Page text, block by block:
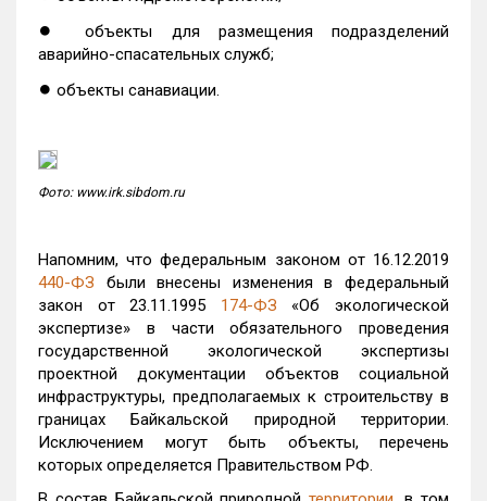
●объекты для размещения подразделений
аварийно-спасательных служб;
● объекты санавиации.
Фото: www.irk.sibdom.ru
Напомним, что федеральным законом от 16.12.2019
440-ФЗ были внесены изменения в федеральный
закон от 23.11.1995 174-ФЗ «Об экологической
экспертизе» в части обязательного проведения
государственной экологической экспертизы
проектной документации объектов социальной
инфраструктуры, предполагаемых к строительству в
границах Байкальской природной территории.
Исключением могут быть объекты, перечень
которых определяется Правительством РФ.